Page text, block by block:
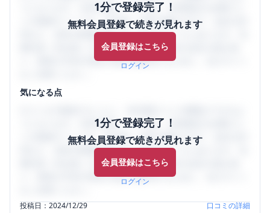
1分で登録完了！
無料会員登録で続きが見れます
会員登録はこちら
ログイン
うになります。SHEHUB(シーハブ)は、女性限定の企業口コ
ミの投稿サイトです。給与面・女性の働きやすさ・会社の評
判など、女性の転職は気にすべき点がたくさんあります。先
輩社員（元社員）の口コミを通して、本当の会社の姿を知
り、将来の不安や現在の悩みを解消するために、ぜひサイト
気になる点
1分で登録完了！
無料会員登録で続きが見れます
会員登録はこちら
ログイン
うになります。SHEHUB(シーハブ)は、女性限定の企業口コ
ミの投稿サイトです。給与面・女性の働きやすさ・会社の評
判など、女性の転職は気にすべき点がたくさんあります。先
輩社員（元社員）の口コミを通して、本当の会社の姿を知
り、将来の不安や現在の悩みを解消するために、ぜひサイト
投稿日：2024/12/29 口コミの詳細